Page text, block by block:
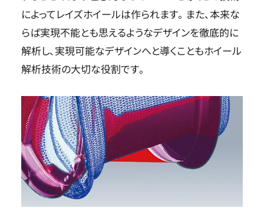
によってレイズホイールは作られます。また、本来な
らば実現不能とも思えるようなデザインを徹底的に
解析し、実現可能なデザインへと導くこともホイール
解析技術の大切な役割です。